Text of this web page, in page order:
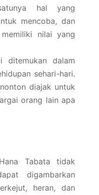
hal yang
mencoba, dan
nilai yang
ditemukan dalam
sehari-hari.
diajak untuk
orang lain apa
Tabata tidak
digambarkan
heran, dan